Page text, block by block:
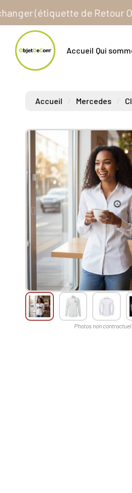
(étiquette de Retour
Accueil Qui
Accueil Mercedes